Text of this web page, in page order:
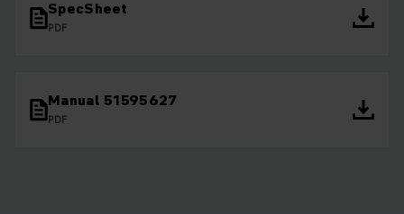
SpecSheet
PDF
Manual 51595627
PDF